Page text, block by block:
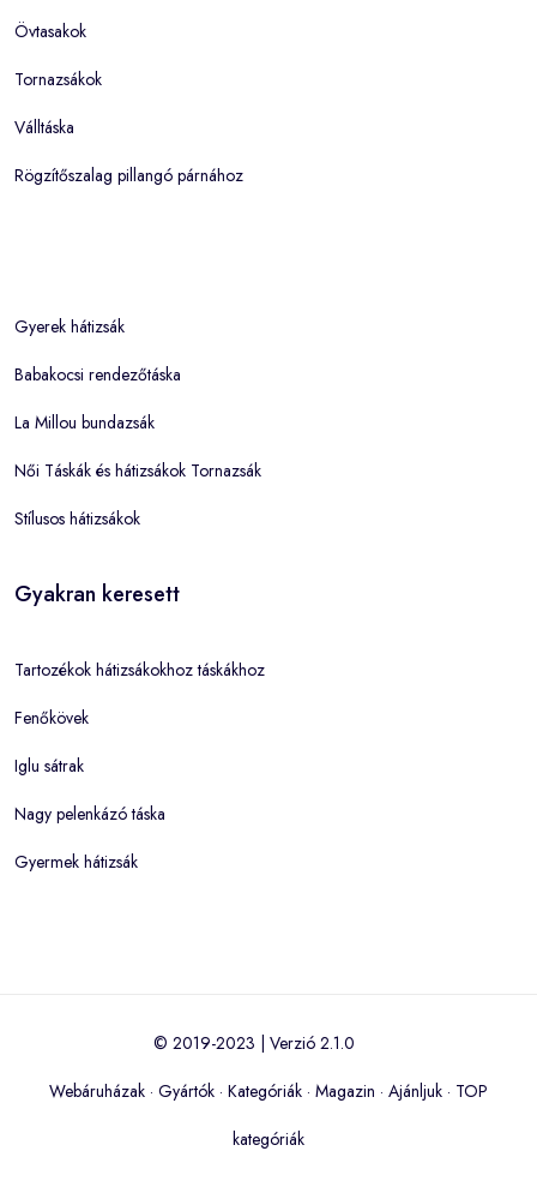
Övtasakok
Tornazsákok
Válltáska
Rögzítőszalag pillangó párnához
Gyerek hátizsák
Babakocsi rendezőtáska
La Millou bundazsák
Női Táskák és hátizsákok Tornazsák
Stílusos hátizsákok
Gyakran keresett
Tartozékok hátizsákokhoz táskákhoz
Fenőkövek
Iglu sátrak
Nagy pelenkázó táska
Gyermek hátizsák
© 2019-2023 | Verzió 2.1.0
Webáruházak · Gyártók · Kategóriák · Magazin · Ajánljuk · TOP
kategóriák